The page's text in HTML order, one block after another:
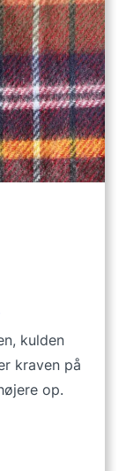
min
kulden
kraven på
op.